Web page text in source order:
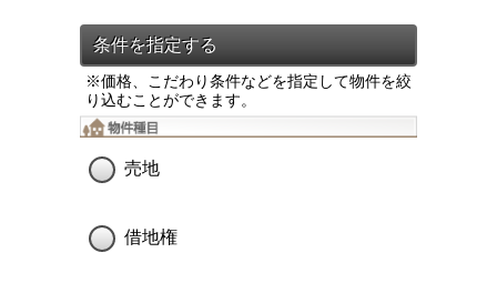
※価格、こだわり条件などを指定して物件を絞
り込むことができます。
売地
借地権